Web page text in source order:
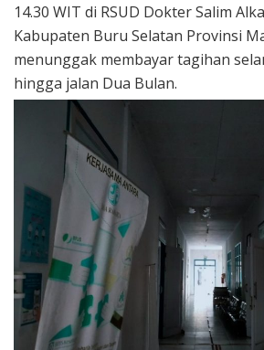
14.30 WIT di RSUD Dokter Salim
Kabupaten Buru Selatan Provinsi
menunggak membayar tagihan
hingga jalan Dua Bulan.